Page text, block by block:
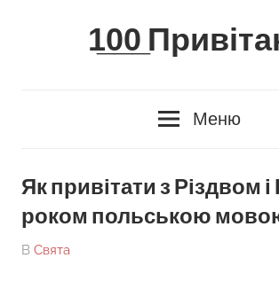
1̲0̲0̲
Меню
Як привітати з Різдвом
роком польською
On
By
В Свята